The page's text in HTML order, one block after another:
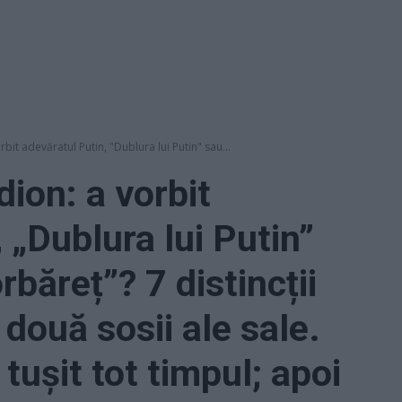
adevăratul Putin, "Dublura lui Putin" sau...
a vorbit
lui Putin”
7 distincții
sosii ale sale.
tușit tot timpul; apoi